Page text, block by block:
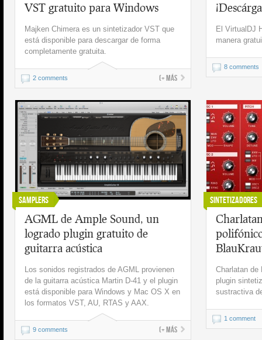
VST gratuito para Windows
Majken Chimera es un sintetizador VST que
está disponible para descargar de forma
completamente gratuita.
2 comments (+ más
El VirtualDJ
manera
8 comments
Samplers
AGML de Ample Sound, un
logrado plugin gratuito de
guitarra acústica
Los sonidos registrados de AGML provienen
de la guitarra acústica Martin D-41 y el plugin
está disponible para Windows y Mac OS X en
los formatos VST, AU, RTAS y AAX.
9 comments (+ más
Sintetizadores
Charlatan
plugin
sustractiva
1 comment